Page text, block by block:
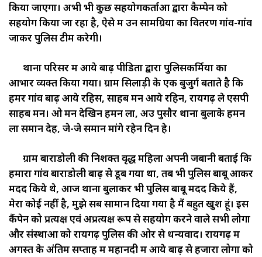
किया जाएगा। अभी भी कुछ सहयोगकर्ताओं द्वारा कैम्पेन को
सहयोग किया जा रहा है, ऐसे में उन सामग्रियों का वितरण गांव-गांव
जाकर पुलिस टीम करेगी।
थाना परिसर में आये बाढ़ पीडितों द्वारा पुलिसकर्मियों का
आभार व्यक्त किया गया। ग्राम सिलाड़ी के एक बुजुर्ग बताते है कि
हमर गांव बाढ़ आये रहिस, साहब मन आये रहिन, रायगढ़ ले एसपी
साहब मन। ओ मन देखिन हमन ला, अउ पुसौर थाना बुलाके हमन
ला समान देहें, जे-जे समान मांगे रहेन दिन हे।
ग्राम बाराडोली की निशक्त वृद्ध महिला अपनी जबानी बताई कि
हमारा गांव बाराडोली बाढ़ से डूब गया था, तब भी पुलिस बाबू आकर
मदद किये थे, आज थाना बुलाकर भी पुलिस बाबू मदद किये हैं,
मेरा कोई नहीं है, मुझे सब सामान दिया गया है मैं बहुत खुश हूं। इस
कैंपेन को प्रत्यक्ष एवं अप्रत्यक्ष रूप से सहयोग करने वाले सभी लोगों
और संस्थाओं को रायगढ़ पुलिस की ओर से धन्यवाद। रायगढ़ में
अगस्त के अंतिम सप्ताह में महानदी में आये बाढ़ से हजारों लोगों को